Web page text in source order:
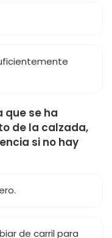
que se ha
de la calzada,
si no hay
de carril para